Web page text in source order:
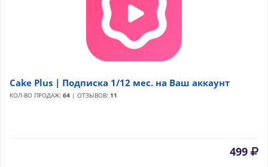
Cake Plus | Подписка 1/12 мес. на Ваш аккаунт
КОЛ-ВО ПРОДАЖ: 64 | ОТЗЫВОВ: 11
499